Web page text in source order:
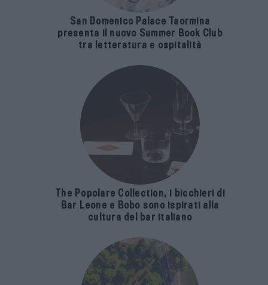
San Domenico Palace Taormina
presenta il nuovo Summer Book Club
tra letteratura e ospitalità
The Popolare Collection, i bicchieri di
Bar Leone e Bobo sono ispirati alla
cultura del bar italiano